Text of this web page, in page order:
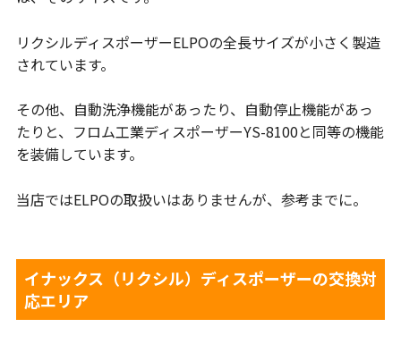
リクシルディスポーザーELPOの全長サイズが小さく製造
されています。
その他、自動洗浄機能があったり、自動停止機能があっ
たりと、フロム工業ディスポーザーYS-8100と同等の機能
を装備しています。
当店ではELPOの取扱いはありませんが、参考までに。
イナックス（リクシル）ディスポーザーの交換対
応エリア